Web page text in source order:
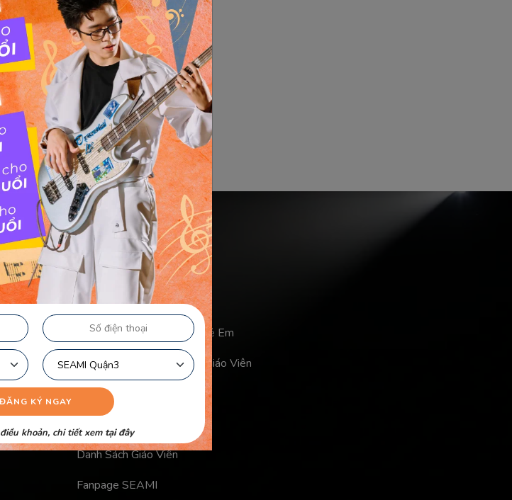
CÓ NÊN HỌC CHƠI
TẠI NHÀ?
HỌC CHƠI TRỐNG DRUMS TẠI
của bé trai 12 tuổi, dạo này
muốn chơi trống Drums nhưng
tại nhà có thể sẽ gây ồn ào
Liên kết nhanh
Chính Sách Bảo Mật Của Trẻ Em
Chính Sách Công Khai Của Giáo Viên
Điều Khoản Logo
Video Học Viên
Danh Sách Giáo Viên
Fanpage SEAMI
khoản, chi tiết xem tại đây